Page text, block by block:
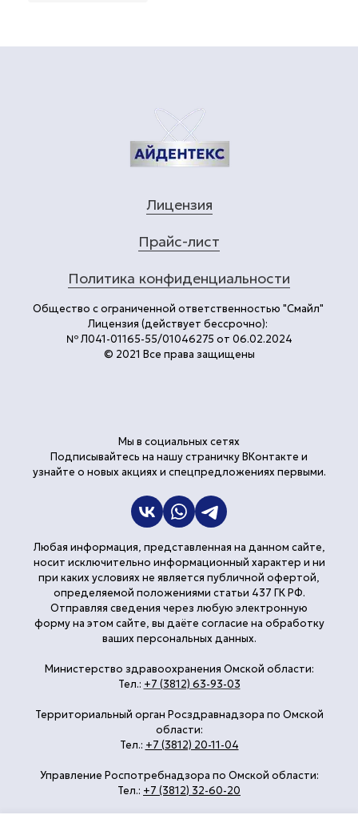
Лицензия
Прайс-лист
Политика конфиденциальности
Общество с ограниченной ответственностью "Смайл"
Лицензия (действует бессрочно):
№ Л041-01165-55/01046275 от 06.02.2024
© 2021 Все права защищены
Мы в социальных сетях
Подписывайтесь на нашу страничку ВКонтакте и
узнайте о новых акциях и спецпредложениях первыми.
Любая информация, представленная на данном сайте,
носит исключительно информационный характер и ни
при каких условиях не является публичной офертой,
определяемой положениями статьи 437 ГК РФ.
Отправляя сведения через любую электронную
форму на этом сайте, вы даёте согласие на обработку
ваших персональных данных.
Министерство здравоохранения Омской области:
Тел.: +7 (3812) 63-93-03
Территориальный орган Росздравнадзора по Омской
области:
Тел.: +7 (3812) 20-11-04
Управление Роспотребнадзора по Омской области:
Тел.: +7 (3812) 32-60-20